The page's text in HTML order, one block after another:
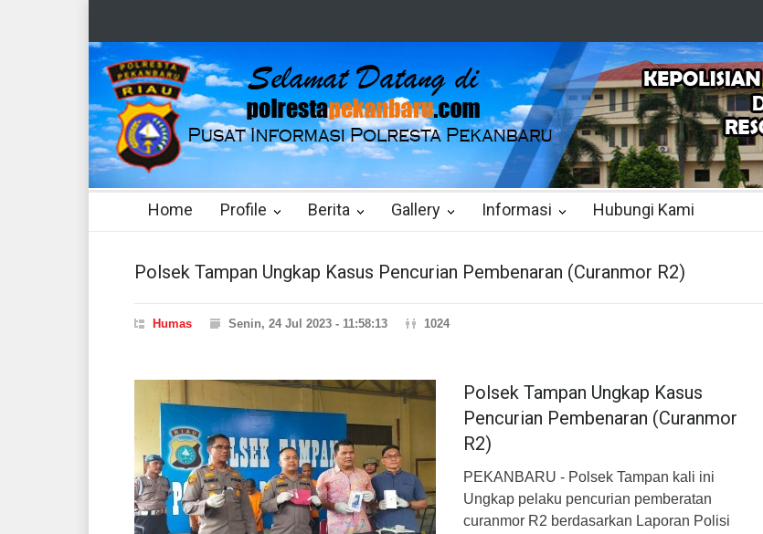
Home Profile Berita Gallery Informasi Hubungi Kami
Polsek Tampan Ungkap Kasus Pencurian Pembenaran (Curanmor R2)
Humas Senin, 24 Jul 2023 - 11:58:13 1024
Polsek Tampan Ungkap Kasus
Pencurian Pembenaran (Curanmor
R2)
PEKANBARU - Polsek Tampan kali ini
Ungkap pelaku pencurian pemberatan
curanmor R2 berdasarkan Laporan Polisi